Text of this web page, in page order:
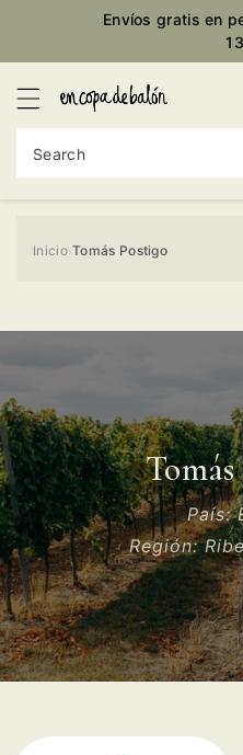
Envíos gratis en
Search
Inicio›Tomás Postigo
País:
Región: